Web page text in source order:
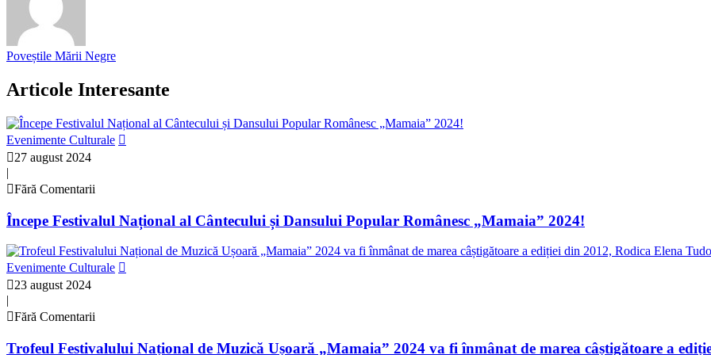
Poveștile Mării Negre
Articole Interesante
Evenimente Culturale
27 august 2024
|
Fără Comentarii
Începe Festivalul Național al Cântecului și Dansului Popular Românesc „Mamaia” 2024!
Evenimente Culturale
23 august 2024
|
Fără Comentarii
Trofeul Festivalului Național de Muzică Ușoară „Mamaia” 2024 va fi înmânat de marea câștigătoare a